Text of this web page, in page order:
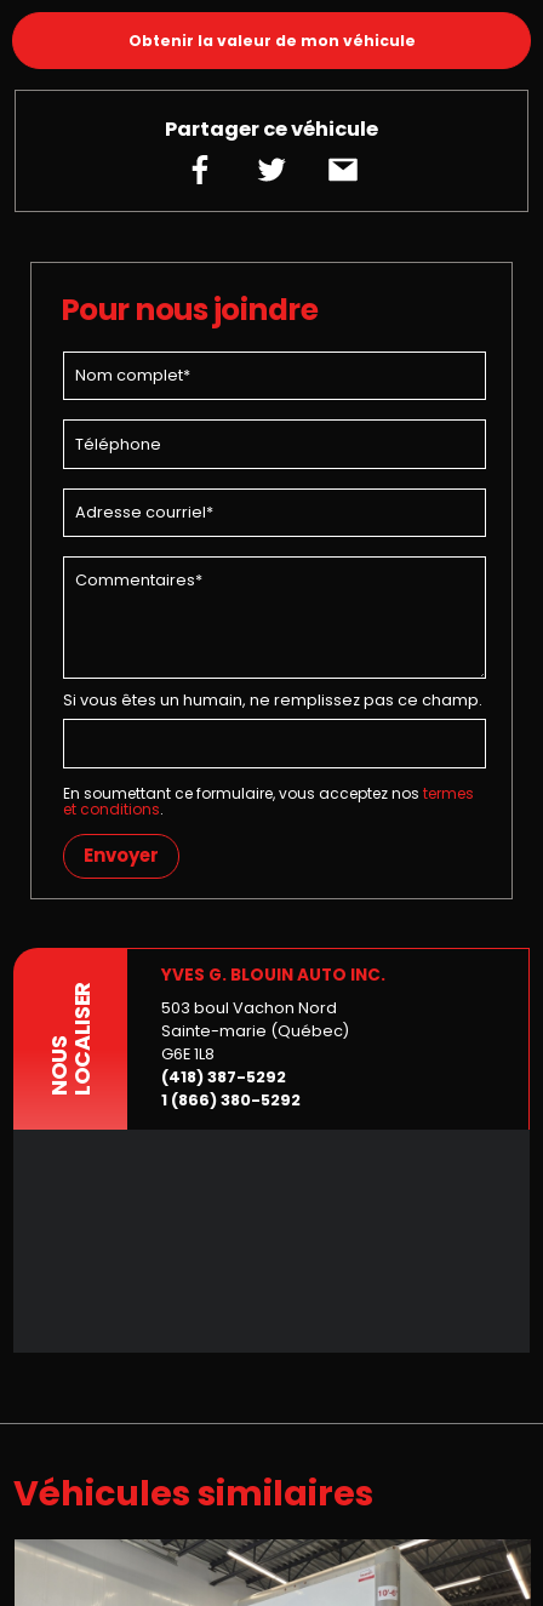
Obtenir la valeur de mon véhicule
Partager ce véhicule
Pour nous joindre
Si vous êtes un humain, ne remplissez pas ce champ.
En soumettant ce formulaire, vous acceptez nos termes
et conditions.
Envoyer
NOUSLOCALISER
YVES G. BLOUIN AUTO INC.
503 boul Vachon Nord
Sainte-marie (Québec)
G6E 1L8
(418) 387-5292
1 (866) 380-5292
Véhicules similaires